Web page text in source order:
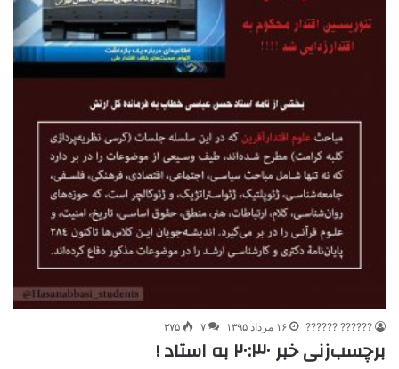
?????? ?????? ۱۶ مرداد ۱۳۹۵ ۷ ۳۷۵
برچسب‌زنی خبر ۲۰:۳۰ به استاد !